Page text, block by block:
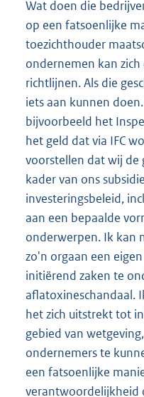
Wat doen die
op een fatsoenlijke
toezichthouder
ondernemen kan
richtlijnen. Als die
iets aan kunnen
bijvoorbeeld het
het geld dat via IFC
voorstellen dat wij de
kader van ons
investeringsbeleid,
aan een bepaalde
onderwerpen. Ik kan
zo'n orgaan een
initiërend zaken te
aflatoxineschandaal.
het zich uitstrekt tot
gebied van
ondernemers te
een fatsoenlijke
verantwoordelijkheid